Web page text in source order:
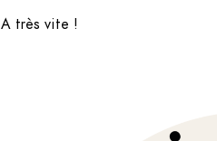
A très vite !